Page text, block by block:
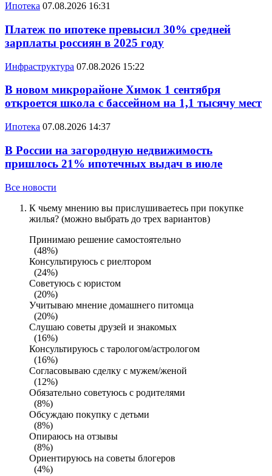
Ипотека 07.08.2026 16:31
Платеж по ипотеке превысил 30% средней
зарплаты россиян в 2025 году
Инфраструктура 07.08.2026 15:22
В новом микрорайоне Химок 1 сентября
откроется школа с бассейном на 1,1 тысячу мест
Ипотека 07.08.2026 14:37
В России на загородную недвижимость
пришлось 21% ипотечных выдач в июле
Все новости
К чьему мнению вы прислушиваетесь при покупке
жилья? (можно выбрать до трех вариантов)
Принимаю решение самостоятельно
(48%)
Консультируюсь с риелтором
(24%)
Советуюсь с юристом
(20%)
Учитываю мнение домашнего питомца
(20%)
Слушаю советы друзей и знакомых
(16%)
Консультируюсь с тарологом/астрологом
(16%)
Согласовываю сделку с мужем/женой
(12%)
Обязательно советуюсь с родителями
(8%)
Обсуждаю покупку с детьми
(8%)
Опираюсь на отзывы
(8%)
Ориентируюсь на советы блогеров
(4%)